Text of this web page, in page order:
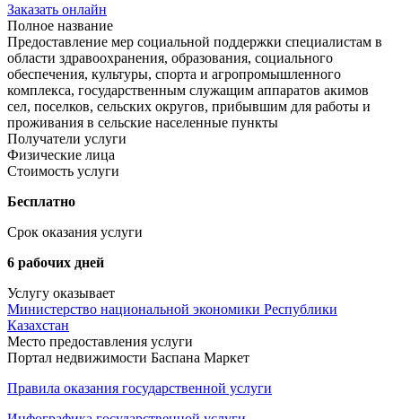
Заказать онлайн
Полное название
Предоставление мер социальной поддержки специалистам в
области здравоохранения, образования, социального
обеспечения, культуры, спорта и агропромышленного
комплекса, государственным служащим аппаратов акимов
сел, поселков, сельских округов, прибывшим для работы и
проживания в сельские населенные пункты
Получатели услуги
Физические лица
Стоимость услуги
Бесплатно
Срок оказания услуги
6 рабочих дней
Услугу оказывает
Министерство национальной экономики Республики
Казахстан
Место предоставления услуги
Портал недвижимости Баспана Маркет
Правила оказания государственной услуги